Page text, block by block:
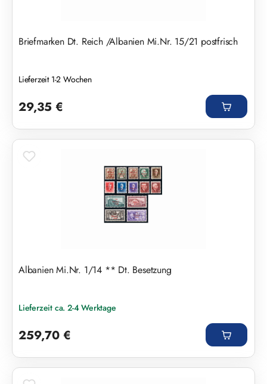
Briefmarken Dt. Reich /Albanien Mi.Nr. 15/21 postfrisch
Lieferzeit 1-2 Wochen
29,35 €
Albanien Mi.Nr. 1/14 ** Dt. Besetzung
Lieferzeit ca. 2-4 Werktage
259,70 €